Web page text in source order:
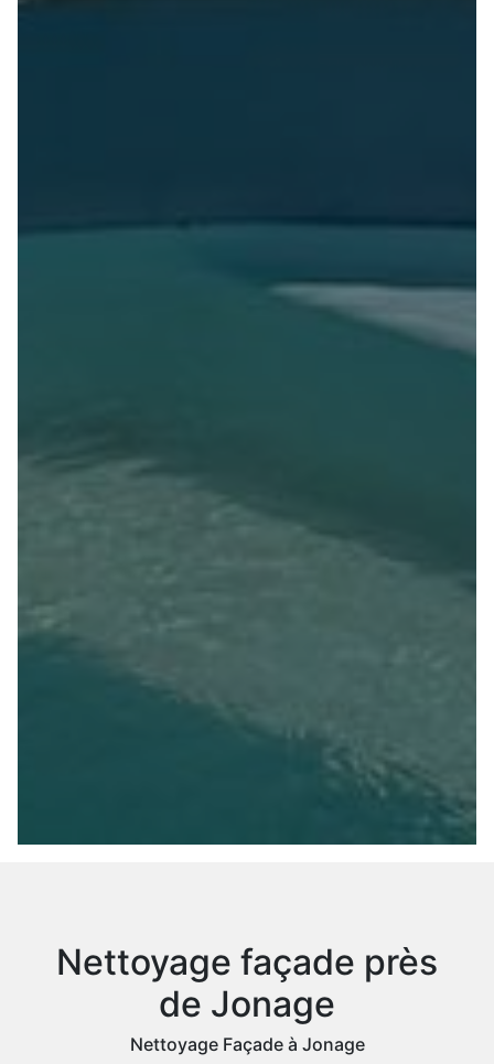
Nettoyage façade près
de Jonage
Nettoyage Façade à Jonage